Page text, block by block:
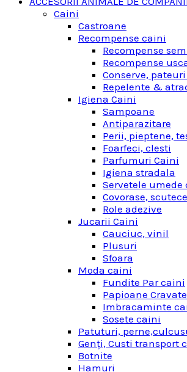
Caini
Castroane
Recompense caini
Recompense
Recompense
Conserve,
Repelente &
Igiena Caini
Sampoane
Antiparazitare
Perii, pieptene,
Foarfeci, clesti
Parfumuri Caini
Igiena stradala
Servetele umede
Covorase, scutece
Role adezive
Jucarii Caini
Cauciuc, vinil
Plusuri
Sfoara
Moda caini
Fundite Par caini
Papioane
Imbracaminte
Sosete caini
Patuturi,
Genţi, Custi transport
Botnite
Hamuri